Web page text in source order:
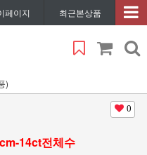
페이지 최근본상품
)
0
14ct전체수